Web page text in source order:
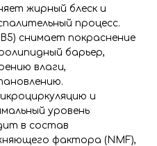
жирный блеск и
процесс.
снимает покраснение
барьер,
влаги,
и
уровень
в состав
фактора (NMF),